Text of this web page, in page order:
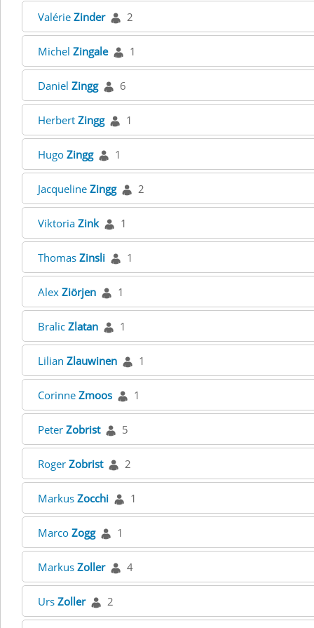
Valérie Zinder 2
Michel Zingale 1
Daniel Zingg 6
Herbert Zingg 1
Hugo Zingg 1
Jacqueline Zingg 2
Viktoria Zink 1
Thomas Zinsli 1
Alex Ziörjen 1
Bralic Zlatan 1
Lilian Zlauwinen 1
Corinne Zmoos 1
Peter Zobrist 5
Roger Zobrist 2
Markus Zocchi 1
Marco Zogg 1
Markus Zoller 4
Urs Zoller 2